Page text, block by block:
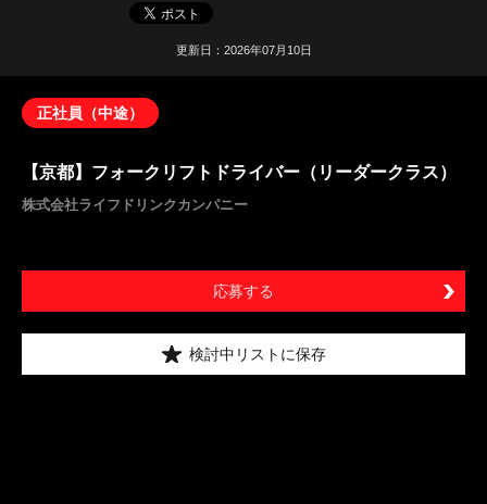
更新日：2026年07月10日
正社員（中途）
【京都】フォークリフトドライバー（リーダークラス）
株式会社ライフドリンクカンパニー
応募する
検討中リストに保存